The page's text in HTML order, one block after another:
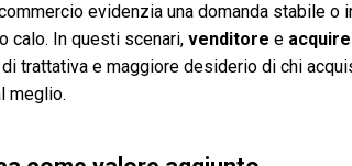
evidenzia una domanda stabile o
calo. In questi scenari, venditore e
trattativa e maggiore desiderio di chi
meglio.